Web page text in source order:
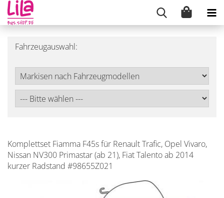
Fahrzeugauswahl:
Komplettset Fiamma F45s für Renault Trafic, Opel Vivaro,
Nissan NV300 Primastar (ab 21), Fiat Talento ab 2014
kurzer Radstand #98655Z021